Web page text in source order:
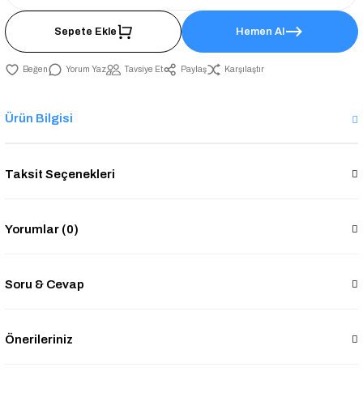
Sepete Ekle Hemen Al
Yorum Yaz Tavsiye Et Paylaş Karşılaştır
Ürün Bilgisi
Taksit Seçenekleri
Yorumlar (0)
Soru & Cevap
Önerileriniz